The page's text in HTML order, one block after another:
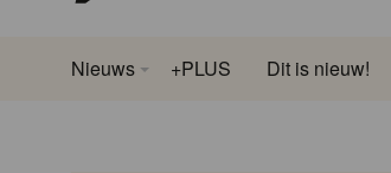
Nieuws +PLUS Dit is nieuw!